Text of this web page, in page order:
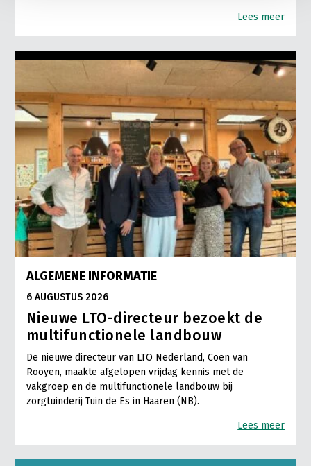
Lees meer
ALGEMENE INFORMATIE
6 AUGUSTUS 2026
Nieuwe LTO-directeur bezoekt de
multifunctionele landbouw
De nieuwe directeur van LTO Nederland, Coen van
Rooyen, maakte afgelopen vrijdag kennis met de
vakgroep en de multifunctionele landbouw bij
zorgtuinderij Tuin de Es in Haaren (NB).
Lees meer